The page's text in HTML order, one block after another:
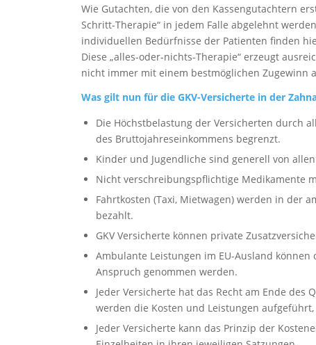
Wie Gutachten, die von den Kassengutachtern
Schritt-Therapie“ in jedem Falle abgelehnt
individuellen Bedürfnisse der Patienten finden
Diese „alles-oder-nichts-Therapie“ erzeugt
nicht immer mit einem bestmöglichen Zugewinn
Was gilt nun für die GKV-Versicherte in der
Die Höchstbelastung der Versicherten durch
des Bruttojahreseinkommens begrenzt.
Kinder und Jugendliche sind generell von
Nicht verschreibungspflichtige Medikamente
Fahrtkosten (Taxi, Mietwagen) werden in der
bezahlt.
GKV Versicherte können private
Ambulante Leistungen im EU-Ausland
Anspruch genommen werden.
Jeder Versicherte hat das Recht am Ende des
werden die Kosten und Leistungen
Jeder Versicherte kann das Prinzip der